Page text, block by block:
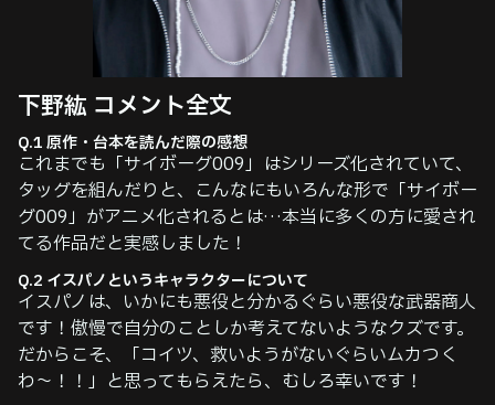
下野紘 コメント全⽂​
Q.1 原作・台本を読んだ際の感想
これまでも「サイボーグ009」はシリーズ化されていて、
タッグを組んだりと、こんなにもいろんな形で「サイボー
グ009」がアニメ化されるとは…本当に多くの方に愛され
てる作品だと実感しました！
Q.2 イスパノというキャラクターについて​
イスパノは、いかにも悪役と分かるぐらい悪役な武器商人
です！傲慢で自分のことしか考えてないようなクズです。
だからこそ、「コイツ、救いようがないぐらいムカつく
わ〜！！」と思ってもらえたら、むしろ幸いです！